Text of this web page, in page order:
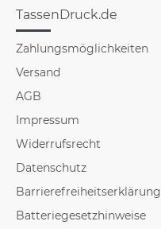
TassenDruck.de
Zahlungsmöglichkeiten
Versand
AGB
Impressum
Widerrufsrecht
Datenschutz
Barrierefreiheitserklärung
Batteriegesetzhinweise